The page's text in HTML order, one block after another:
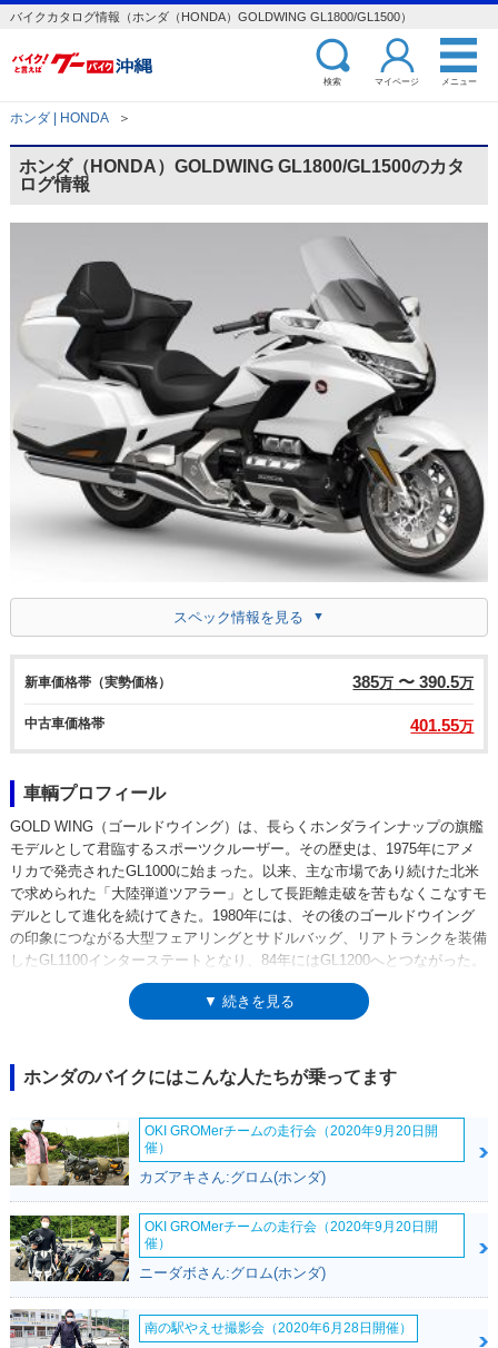
バイクカタログ情報（ホンダ（HONDA）GOLDWING GL1800/GL1500）
検索 マイページ メニュー
ホンダ | HONDA ＞
ホンダ（HONDA）GOLDWING GL1800/GL1500のカタ
ログ情報
スペック情報を見る
新車価格帯（実勢価格） 385万 〜 390.5万
中古車価格帯 401.55万
車輌プロフィール
GOLD WING（ゴールドウイング）は、長らくホンダラインナップの旗艦
モデルとして君臨するスポーツクルーザー。その歴史は、1975年にアメ
リカで発売されたGL1000に始まった。以来、主な市場であり続けた北米
で求められた「大陸弾道ツアラー」として長距離走破を苦もなくこなすモ
デルとして進化を続けてきた。1980年には、その後のゴールドウイング
の印象につながる大型フェアリングとサドルバッグ、リアトランクを装備
したGL1100インターステートとなり、84年にはGL1200へとつながった。
そして1988年からは、GL1500が日本市場に正式に輸入され、車名もゴー
ルドウイングとして販売されるようになった。輸入、と書いたように、生
には、排気量を1,800ccとしたGL1800が登場した。このゴールドウイング
には、バガースタイルのF6B（2013年）とマッスルなスタイルの
F6C（2014年）も設定された。なお、2011年からは、熊本工場で生産さ
れるようになっていた。2017年になると、次期モデルが東京やミラノの
モーターショーで発表され、2018年4月から新型モデルとして販売が開始
された。GL1000から数えると、6代目のゴールドウイングということにな
る。このモデルから、サドルバックのみを備えたモデルを「ゴールドウイ
ング」とし、サドルバッグとリアトランクを装備したモデルを「ゴールド
ウイング ツアー」とした。また、後者には自動変速ができるDCTとエア
バッグを搭載したグレードとして、ゴールドウイング ツアー・デュアル
クラッチトランスミッション・エアバッグも設定された。アップル社の
「AppleCarPlay」に対応したのも同じタイミングだった。翌2019年モデ
ルでは、サドルバッグのみの「ゴールドウイング」にもDCT搭載モデルが
▼ 続きを見る
ホンダのバイクにはこんな人たちが乗ってます
OKI GROMerチームの走行会（2020年9月20日開
催）
カズアキさん:グロム(ホンダ)
OKI GROMerチームの走行会（2020年9月20日開
催）
ニーダボさん:グロム(ホンダ)
南の駅やえせ撮影会（2020年6月28日開催）